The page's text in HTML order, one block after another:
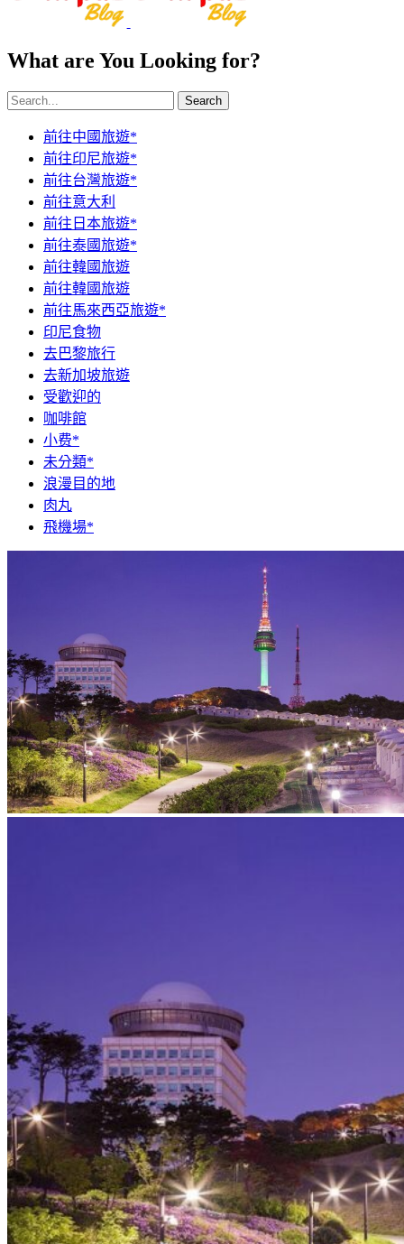
What are You Looking for?
Search
前往中國旅遊*
前往印尼旅遊*
前往台灣旅遊*
前往意大利
前往日本旅遊*
前往泰國旅遊*
前往韓國旅遊
前往韓國旅遊
前往馬來西亞旅遊*
印尼食物
去巴黎旅行
去新加坡旅遊
受歡迎的
咖啡館
小费*
未分類*
浪漫目的地
肉丸
飛機場*